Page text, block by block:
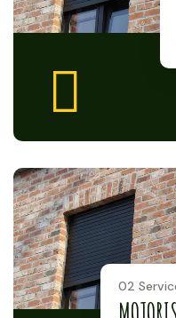
02